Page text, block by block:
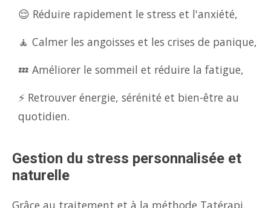
😌 Réduire rapidement le stress et l'anxiété,
🧘 Calmer les angoisses et les crises de panique,
💤 Améliorer le sommeil et réduire la fatigue,
⚡ Retrouver énergie, sérénité et bien-être au
quotidien.
Gestion du stress personnalisée et
naturelle
Grâce au traitement et à la méthode Tatérapi,